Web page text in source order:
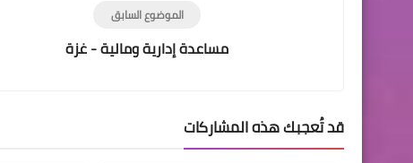
الموضوع السابق
مساعدة إدارية ومالية - غزة
قد تُعجبك هذه المشاركات